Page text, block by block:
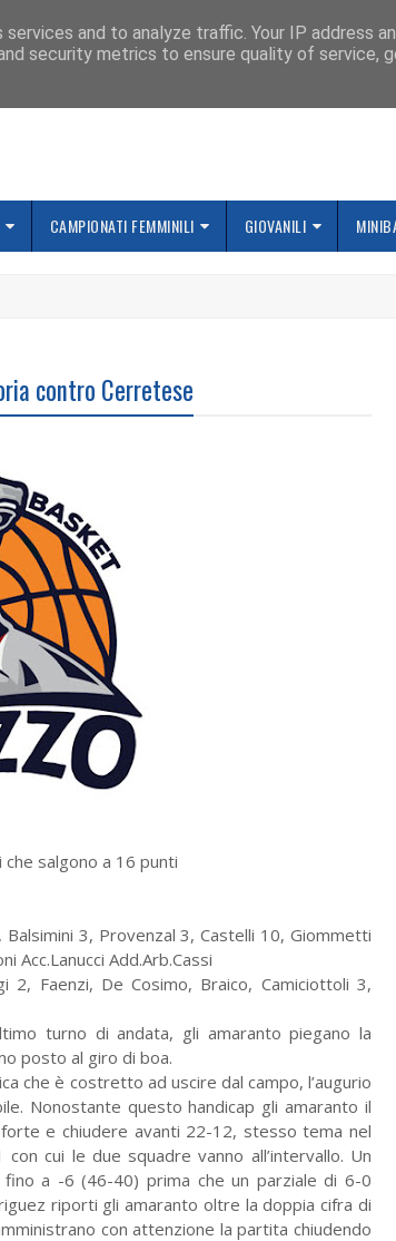
CAMPIONATI FEMMINILI GIOVANILI
contro Cerretese
salgono a 16 punti
Balsimini 3, Provenzal 3, Castelli 10, Giommetti
Acc.Lanucci Add.Arb.Cassi
2, Faenzi, De Cosimo, Braico, Camiciottoli 3,
turno di andata, gli amaranto piegano la
posto al giro di boa.
che è costretto ad uscire dal campo, l’augurio
Nonostante questo handicap gli amaranto il
e chiudere avanti 22-12, stesso tema nel
cui le due squadre vanno all’intervallo. Un
a -6 (46-40) prima che un parziale di 6-0
riporti gli amaranto oltre la doppia cifra di
con attenzione la partita chiudendo
and to analyze traffic. Your IP address
security metrics to ensure quality of service,